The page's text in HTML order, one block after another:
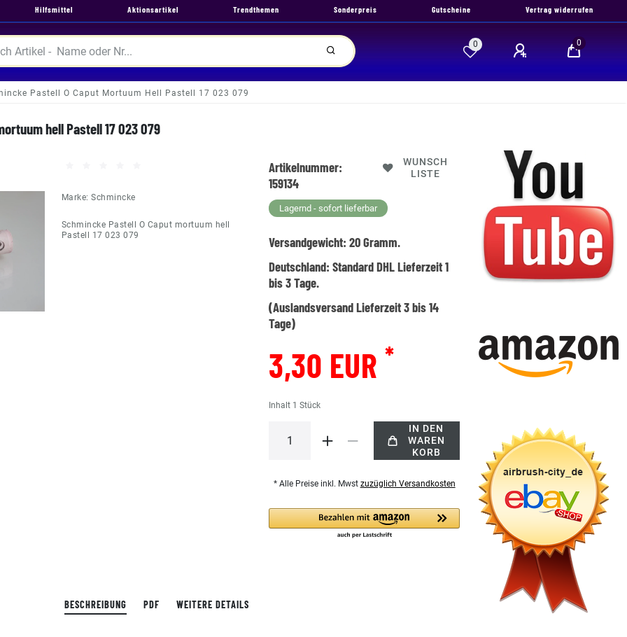
Hilfsmittel Aktionsartikel Trendthemen Sonderpreis Gutscheine Vertrag widerrufen
0 0
Pastell O Caput Mortuum Hell Pastell 17 023 079
hell Pastell 17 023 079
Marke:Schmincke
Schmincke Pastell O Caput mortuum hell
Pastell 17 023 079
Artikelnummer:
159134
WUNSCH
LISTE
Lagernd - sofort lieferbar
Versandgewicht:20Gramm.
Deutschland:Standard DHL Lieferzeit 1
bis 3 Tage.
(Auslandsversand Lieferzeit 3 bis 14
Tage)
3,30 EUR *
Inhalt 1Stück
IN DEN
WAREN
KORB
* Alle Preise inkl. Mwst zuzüglich Versandkosten
BESCHREIBUNG PDF WEITERE DETAILS